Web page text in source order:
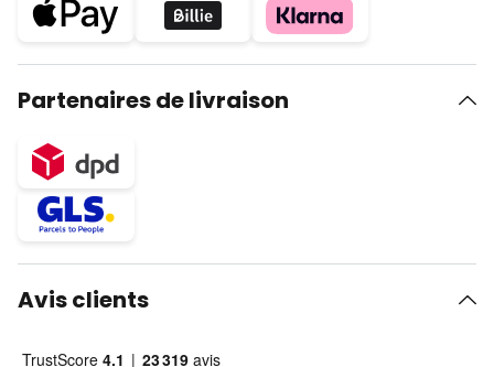
Partenaires de livraison
Avis clients